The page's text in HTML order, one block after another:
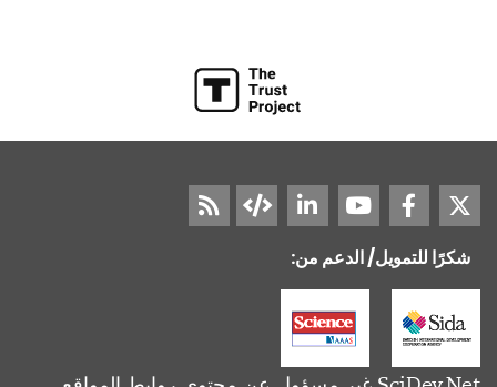
شكرًا للتمويل/ الدعم من: